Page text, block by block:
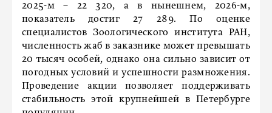
2025-м – 22 320, а в нынешнем, 2026-м,
показатель достиг 27 289. По оценке
специалистов Зоологического института РАН,
численность жаб в заказнике может превышать
20 тысяч особей, однако она сильно зависит от
погодных условий и успешности размножения.
Проведение акции позволяет поддерживать
стабильность этой крупнейшей в Петербурге